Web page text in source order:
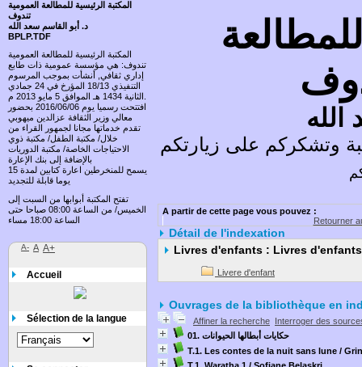
على زيارتكم وتسعد باقتراحاتكم
A partir de cette page vous pouvez :
Retourner
Détail de l'indexation
Livres d'enfants : Livres d'enfants
Livere d'enfant
Ouvrages de la bibliothèque en
Affiner la recherche Interroger des
01. حكايات أبطالها الحيوانات
T.1. Les contes de la nuit sans lune /
المكتبة الرئيسية للمطالعة العمومية
تندوف
د. أبو القاسم سعد الله
BPLP.TDF
المكتبة الرئيسية للمطالعة العمومية
تندوف: هي مؤسسة عمومية ذات طابع
إداري ثقافي, أنشأت بموجب المرسوم
التنفيذي 18/13 المؤرخ في 24 جمادي
افتتحت رسميا يوم 2016/06/06 بحضور
معالي وزير الثقافة عزالدين ميهوبي
تقدم خدماتها مجانا لجمهور القراء من
خلال/ مكتبة الطفل/ مكتبة ذوي
الاحتياجات الخاصة/ مكتبة الدوريات
بالإضافة إلى بنك الإعارة
يسمح للمنخرطين اعارة كتابين لمدة 15
يوما قابلة للتجديد
تفتح المكتبة أبوابها من السبت إلى
الخميس/ من الساعة 08:00 صباحا حتى
الساعة 18:00 مساء
A- A A+
Accueil
Sélection de la langue